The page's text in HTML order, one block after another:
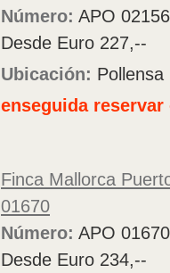
Número: APO
Desde Euro 227,--
Ubicación: Pollensa
enseguida reservar
Finca Mallorca
01670
Número: APO
Desde Euro 234,--